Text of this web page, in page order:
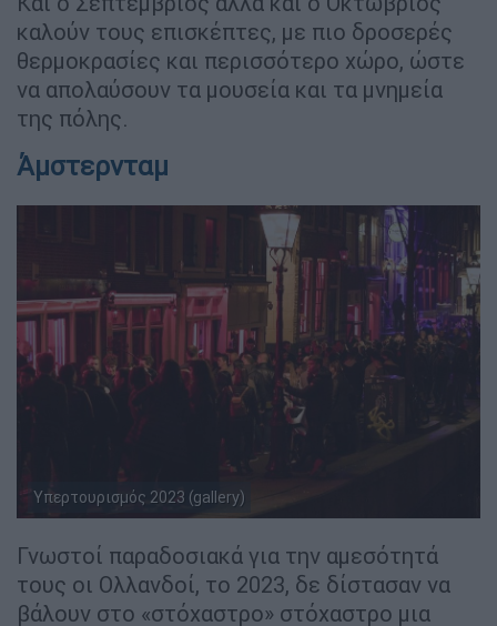
καλούν τους επισκέπτες, με πιο δροσερές
θερμοκρασίες και περισσότερο χώρο, ώστε
να απολαύσουν τα μουσεία και τα μνημεία
της πόλης.
Άμστερνταμ
Υπερτουρισμός 2023 (gallery)
Γνωστοί παραδοσιακά για την αμεσότητά
τους οι Ολλανδοί, το 2023, δε δίστασαν να
βάλουν στο «στόχαστρο» στόχαστρο μια